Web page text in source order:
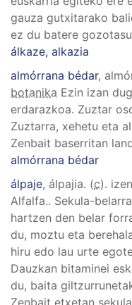
gauza gutxitarako
ez du batere
álkaze, alkazia
almórrana bédar,
botanika Ezin izan
erdarazkoa. Zuztar
Zuztarra, xehetu eta
Zenbait baserritan
almórrana bédar
álpaje, álpajia. (c).
Alfalfa.. Sekula-
hartzen den belar
du, moztu eta
hiru edo lau urte
Dauzkan bitaminei
du, baita
Zenbait etxetan